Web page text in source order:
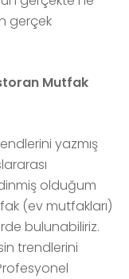
gerçek
Mutfak
yazmış
olduğum
(ev mutfakları)
bulunabiliriz.
trendlerini